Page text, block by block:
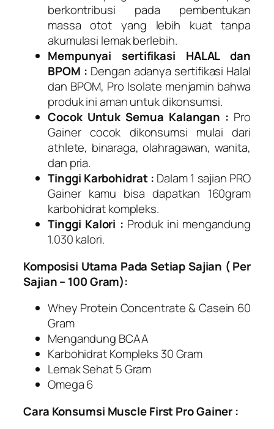
berkontribusi pada pembentukan
massa otot yang lebih kuat tanpa
akumulasi lemak berlebih.
Mempunyai sertifikasi HALAL dan
BPOM : Dengan adanya sertifikasi Halal
dan BPOM, Pro Isolate menjamin bahwa
produk ini aman untuk dikonsumsi.
Cocok Untuk Semua Kalangan : Pro
Gainer cocok dikonsumsi mulai dari
athlete, binaraga, olahragawan, wanita,
dan pria.
Tinggi Karbohidrat : Dalam 1 sajian PRO
Gainer kamu bisa dapatkan 160gram
karbohidrat kompleks.
Tinggi Kalori : Produk ini mengandung
1.030 kalori.
Komposisi Utama Pada Setiap Sajian ( Per
Sajian – 100 Gram):
Whey Protein Concentrate & Casein 60
Gram
Mengandung BCAA
Karbohidrat Kompleks 30 Gram
Lemak Sehat 5 Gram
Omega 6
Cara Konsumsi Muscle First Pro Gainer :